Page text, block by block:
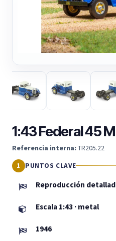
1:43 Federal 45
Referencia interna: TR205.22
PUNTOS CLAVE
Reproducción
Escala 1:43 · metal
1946